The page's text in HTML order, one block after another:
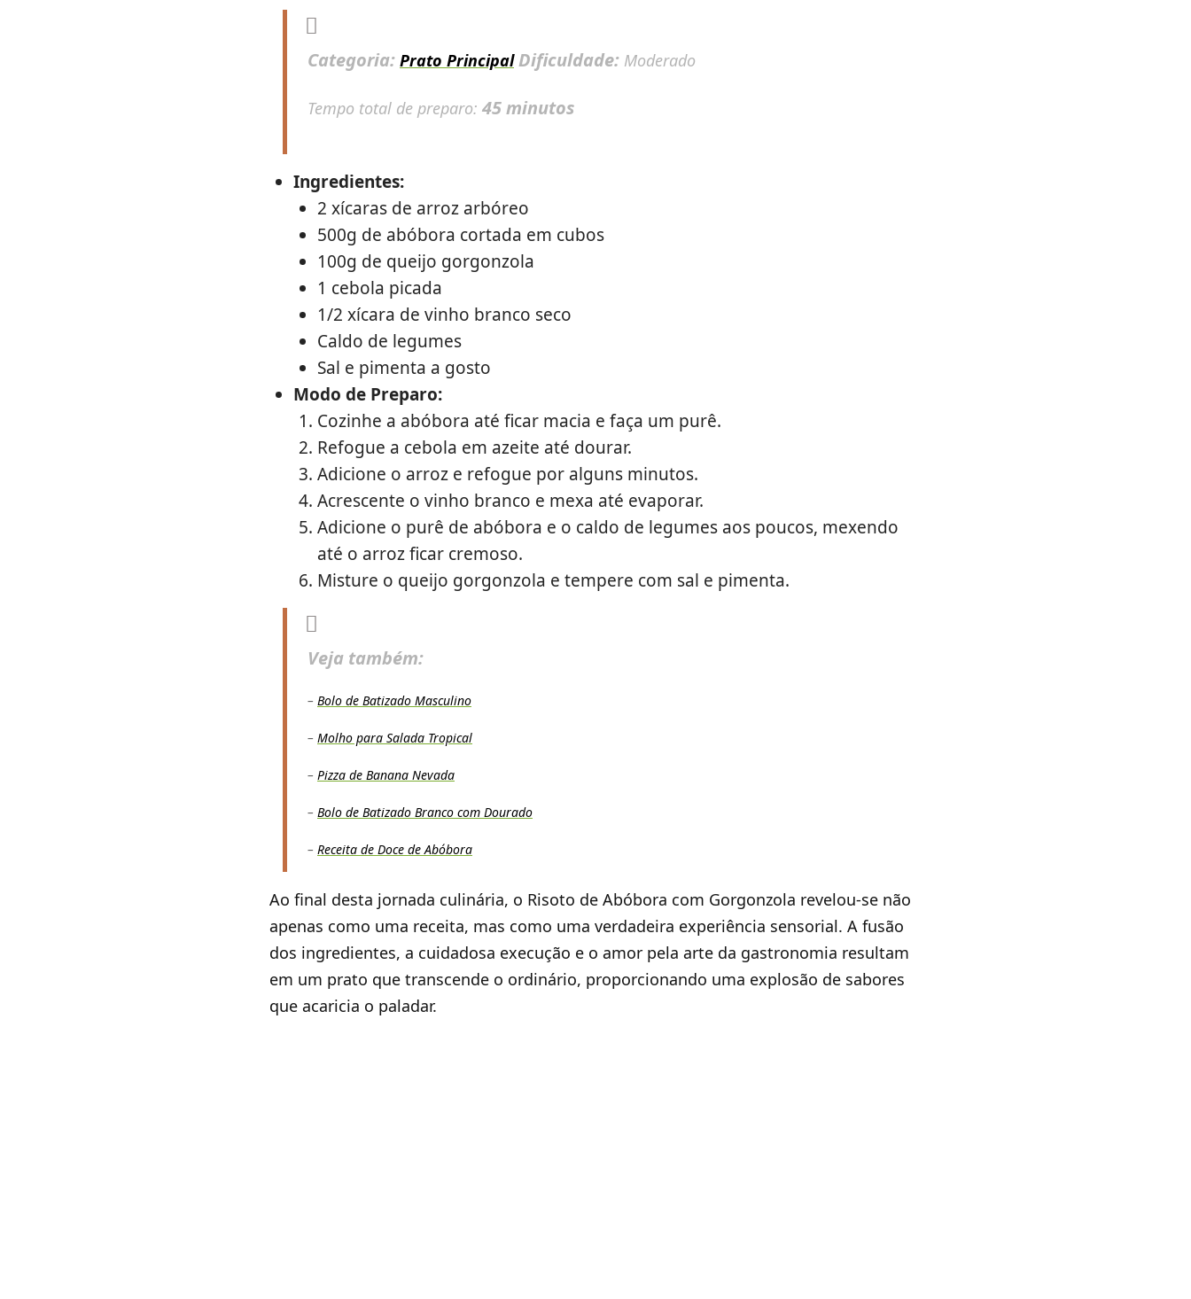
Categoria: Prato Principal Dificuldade: Moderado
Tempo total de preparo: 45 minutos
Ingredientes:
2 xícaras de arroz arbóreo
500g de abóbora cortada em cubos
100g de queijo gorgonzola
1 cebola picada
1/2 xícara de vinho branco seco
Caldo de legumes
Sal e pimenta a gosto
Modo de Preparo:
Cozinhe a abóbora até ficar macia e faça um purê.
Refogue a cebola em azeite até dourar.
Adicione o arroz e refogue por alguns minutos.
Acrescente o vinho branco e mexa até evaporar.
Adicione o purê de abóbora e o caldo de legumes aos poucos, mexendo
até o arroz ficar cremoso.
Misture o queijo gorgonzola e tempere com sal e pimenta.
Veja também:
– Bolo de Batizado Masculino
– Molho para Salada Tropical
– Pizza de Banana Nevada
– Bolo de Batizado Branco com Dourado
– Receita de Doce de Abóbora
Ao final desta jornada culinária, o Risoto de Abóbora com Gorgonzola revelou-se não
apenas como uma receita, mas como uma verdadeira experiência sensorial. A fusão
dos ingredientes, a cuidadosa execução e o amor pela arte da gastronomia resultam
em um prato que transcende o ordinário, proporcionando uma explosão de sabores
que acaricia o paladar.